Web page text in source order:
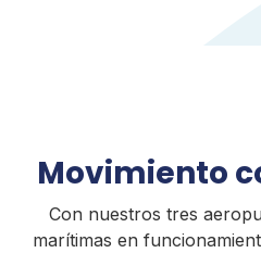
Movimiento
Con nuestros tres
marítimas en